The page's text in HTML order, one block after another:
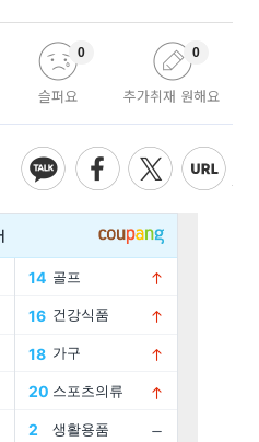
슬퍼요
0
추가취재 원해요
0